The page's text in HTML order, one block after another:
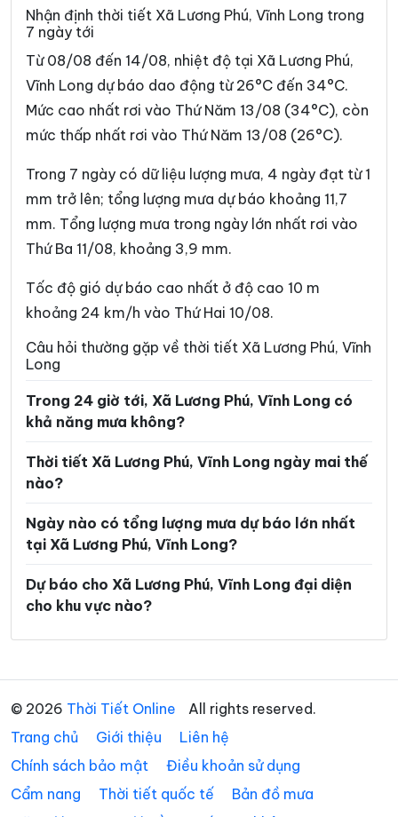
Xã Bình Đại Xã Bình Phú
Xã Bình Phước
Xã Cái Nhum Xã Càng Long
Xã Cầu Kè Xã Cầu Ngang
Xã Châu Hòa Xã Châu Hưng
Xã Châu Thành Xã Chợ Lách
Xã Đại An Xã Đại Điền
Xã Đôn Châu Xã Đông Hải
Xã Đồng Khởi Xã Giao Long
Xã Giồng Trôm Xã Hàm Giang
Xã Hiệp Mỹ Xã Hiếu Phụng
Xã Hòa Hiệp
Xã Hùng Hòa Xã Hưng Khánh Trung
Xã Hưng Mỹ
Xã Hương Mỹ Xã Lộc Thuận
Xã Long Hiệp Xã Long Hồ
Xã Long Hòa
Xã Lưu Nghiệp Anh Xã Mỏ Cày
Xã Mỹ Chánh Hòa Xã Mỹ Long
Xã Mỹ Thuận Xã Ngãi Tứ
Xã Ngũ Lạc Xã Nhị Long
Nhận định thời tiết Xã Lương Phú, Vĩnh Long trong
7 ngày tới
Từ 08/08 đến 14/08, nhiệt độ tại Xã Lương Phú,
Vĩnh Long dự báo dao động từ 26°C đến 34°C.
Mức cao nhất rơi vào Thứ Năm 13/08 (34°C), còn
mức thấp nhất rơi vào Thứ Năm 13/08 (26°C).
Trong 7 ngày có dữ liệu lượng mưa, 4 ngày đạt từ 1
mm trở lên; tổng lượng mưa dự báo khoảng 11,7
mm. Tổng lượng mưa trong ngày lớn nhất rơi vào
Thứ Ba 11/08, khoảng 3,9 mm.
Tốc độ gió dự báo cao nhất ở độ cao 10 m
khoảng 24 km/h vào Thứ Hai 10/08.
Câu hỏi thường gặp về thời tiết Xã Lương Phú, Vĩnh
Long
Trong 24 giờ tới, Xã Lương Phú, Vĩnh Long có
khả năng mưa không?
Thời tiết Xã Lương Phú, Vĩnh Long ngày mai thế
nào?
Ngày nào có tổng lượng mưa dự báo lớn nhất
tại Xã Lương Phú, Vĩnh Long?
Dự báo cho Xã Lương Phú, Vĩnh Long đại diện
cho khu vực nào?
© 2026 Thời Tiết Online
All rights reserved.
Trang chủ
Giới thiệu
Liên hệ
Chính sách bảo mật
Điều khoản sử dụng
Cẩm nang
Thời tiết quốc tế
Bản đồ mưa